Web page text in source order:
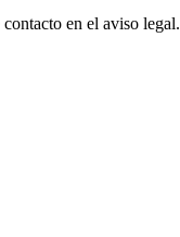
en el aviso legal.